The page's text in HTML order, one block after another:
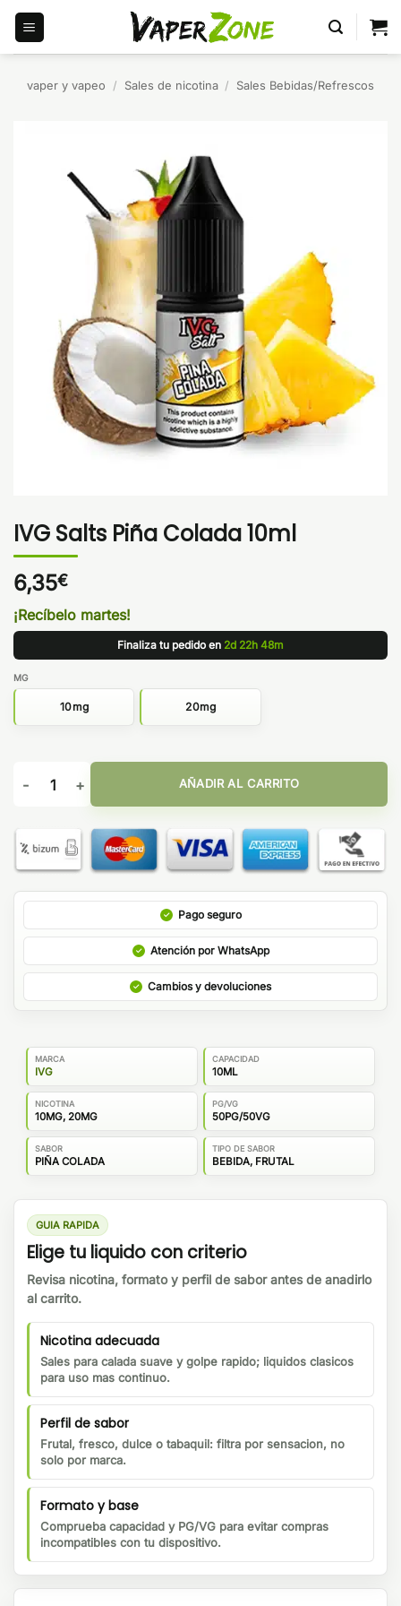
Saltar
contenido
vaper y vapeo / Sales de nicotina / Sales Bebidas/Refrescos
IVG Salts Piña Colada 10ml
6,35€
¡Recíbelo martes!
Finaliza tu pedido en 2d 22h 48m
MG
10mg 20mg
IVG Salts Piña Colada 10ml cantidad
AÑADIR AL CARRITO
Pago seguro
Atención por WhatsApp
Cambios y devoluciones
MARCA
IVG
CAPACIDAD
10ML
NICOTINA
10MG, 20MG
PG/VG
50PG/50VG
SABOR
PIÑA COLADA
TIPO DE SABOR
BEBIDA, FRUTAL
GUIA RAPIDA
Elige tu liquido con criterio
Revisa nicotina, formato y perfil de sabor antes de anadirlo
al carrito.
Nicotina adecuada
Sales para calada suave y golpe rapido; liquidos clasicos
para uso mas continuo.
Perfil de sabor
Frutal, fresco, dulce o tabaquil: filtra por sensacion, no
solo por marca.
Formato y base
Comprueba capacidad y PG/VG para evitar compras
incompatibles con tu dispositivo.